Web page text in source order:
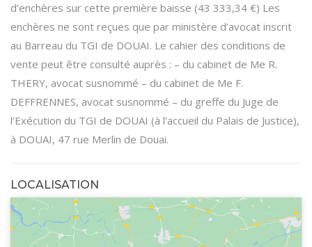
d’enchères sur cette première baisse (43 333,34 €) Les
enchères ne sont reçues que par ministère d’avocat inscrit
au Barreau du TGI de DOUAI. Le cahier des conditions de
vente peut être consulté auprès : – du cabinet de Me R.
THERY, avocat susnommé – du cabinet de Me F.
DEFFRENNES, avocat susnommé – du greffe du Juge de
l’Exécution du TGI de DOUAI (à l’accueil du Palais de Justice),
à DOUAI, 47 rue Merlin de Douai.
LOCALISATION